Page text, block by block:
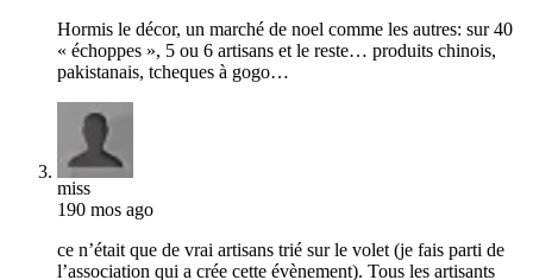
Hormis le décor, un marché de noel comme les autres: sur 40
« échoppes », 5 ou 6 artisans et le reste… produits chinois,
pakistanais, tcheques à gogo…
miss
190 mos ago
ce n’était que de vrai artisans trié sur le volet (je fais parti de
l’association qui a crée cette évènement). Tous les artisants